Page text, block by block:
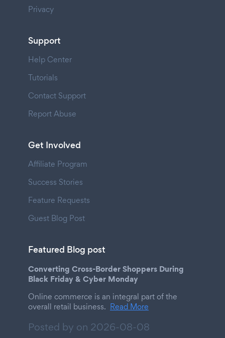
Privacy
Support
Help Center
Tutorials
Contact Support
Report Abuse
Get Involved
Affiliate Program
Success Stories
Feature Requests
Guest Blog Post
Featured Blog post
Converting Cross-Border Shoppers During
Black Friday & Cyber Monday
Online commerce is an integral part of the
overall retail business. Read More
Posted by on 2026-08-08